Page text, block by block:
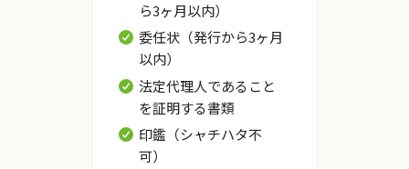
ら3ヶ月以内）
委任状（発行から3ヶ月
以内）
法定代理人であること
を証明する書類
印鑑（シャチハタ不
可）